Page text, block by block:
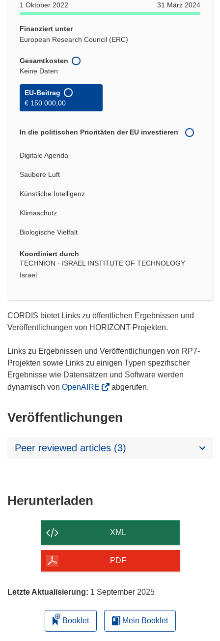
1 Oktober 2022
31 März 2024
Finanziert unter
European Research Council (ERC)
Gesamtkosten
Keine Daten
EU-Beitrag
€ 150 000,00
In die politischen Prioritäten der EU investieren
Digitale Agenda
Saubere Luft
Künstliche Intelligenz
Klimaschutz
Biologische Vielfalt
Koordiniert durch
TECHNION - ISRAEL INSTITUTE OF TECHNOLOGY
Israel
CORDIS bietet Links zu öffentlichen Ergebnissen und
Veröffentlichungen von HORIZONT-Projekten.
Links zu Ergebnissen und Veröffentlichungen von RP7-
Projekten sowie Links zu einigen Typen spezifischer
Ergebnisse wie Datensätzen und Software werden
dynamisch von OpenAIRE abgerufen.
Veröffentlichungen
Peer reviewed articles (3)
Herunterladen
der
Seite
herunterladen
XML
PDF
Letzte Aktualisierung: 1 September 2025
Booklet Mein Booklet